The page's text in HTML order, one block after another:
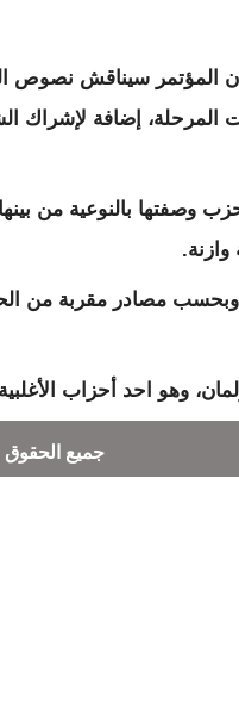
سيناقش نصوص
المرحلة، إضافة لإشراك
بالنوعية من
وبحسب مصادر مقربة من
وهو احد أحزاب
جميع